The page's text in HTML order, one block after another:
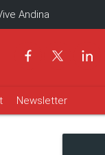
Andina
Newsletter